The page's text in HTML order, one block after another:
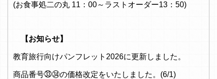
(お食事処二の丸 11：00～ラストオーダー13：50)
【お知らせ】
教育旅行向けパンフレット2026に更新しました。
商品番号㉝㉞の価格改定をいたしました。(6/1)